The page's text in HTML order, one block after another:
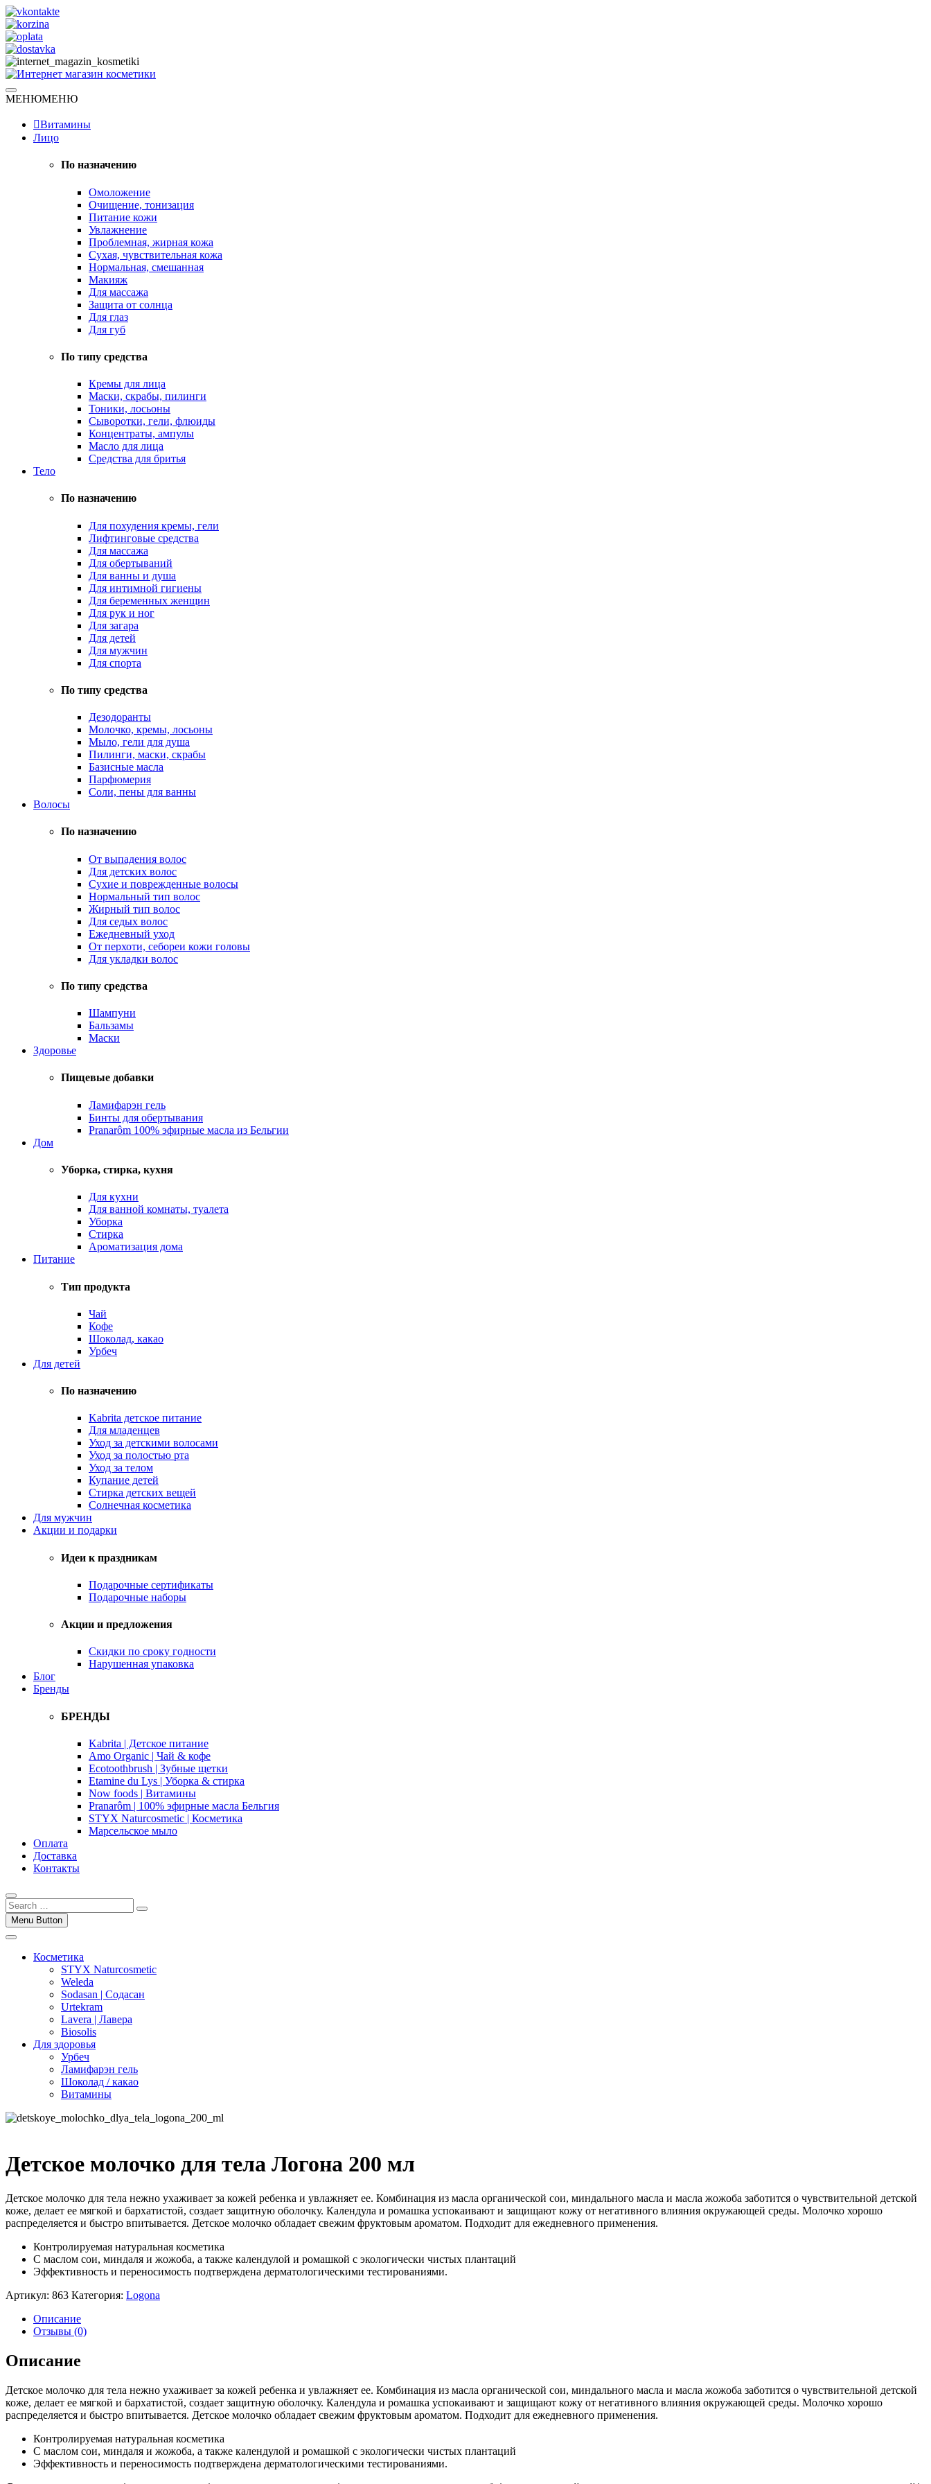
Skip
to
content
Интернет магазин косметики
Натуральная косметика
МЕНЮМЕНЮ
Витамины
Лицо
По назначению
Омоложение
Очищение, тонизация
Питание кожи
Увлажнение
Проблемная, жирная кожа
Сухая, чувствительная кожа
Нормальная, смешанная
Макияж
Для массажа
Защита от солнца
Для глаз
Для губ
По типу средства
Кремы для лица
Маски, скрабы, пилинги
Тоники, лосьоны
Сыворотки, гели, флюиды
Концентраты, ампулы
Масло для лица
Средства для бритья
Тело
По назначению
Для похудения кремы, гели
Лифтинговые средства
Для массажа
Для обертываний
Для ванны и душа
Для интимной гигиены
Для беременных женщин
Для рук и ног
Для загара
Для детей
Для мужчин
Для спорта
По типу средства
Дезодоранты
Молочко, кремы, лосьоны
Мыло, гели для душа
Пилинги, маски, скрабы
Базисные масла
Парфюмерия
Соли, пены для ванны
Волосы
По назначению
От выпадения волос
Для детских волос
Сухие и поврежденные волосы
Нормальный тип волос
Жирный тип волос
Для седых волос
Ежедневный уход
От перхоти, себореи кожи головы
Для укладки волос
По типу средства
Шампуни
Бальзамы
Маски
Здоровье
Пищевые добавки
Ламифарэн гель
Бинты для обертывания
Pranarôm 100% эфирные масла из Бельгии
Дом
Уборка, стирка, кухня
Для кухни
Для ванной комнаты, туалета
Уборка
Стирка
Ароматизация дома
Питание
Тип продукта
Чай
Кофе
Шоколад, какао
Урбеч
Для детей
По назначению
Kabrita детское питание
Для младенцев
Уход за детскими волосами
Уход за полостью рта
Уход за телом
Купание детей
Стирка детских вещей
Солнечная косметика
Для мужчин
Акции и подарки
Идеи к праздникам
Подарочные сертификаты
Подарочные наборы
Акции и предложения
Скидки по сроку годности
Нарушенная упаковка
Блог
Бренды
БРЕНДЫ
Kabrita | Детское питание
Amo Organic | Чай & кофе
Ecotoothbrush | Зубные щетки
Etamine du Lys | Уборка & стирка
Now foods | Витамины
Pranarôm | 100% эфирные масла Бельгия
STYX Naturcosmetic | Косметика
Марсельское мыло
Оплата
Доставка
Контакты
Menu Button
Косметика
STYX Naturcosmetic
Weleda
Sodasan | Содасан
Urtekram
Lavera | Лавера
Biosolis
Для здоровья
Урбеч
Ламифарэн гель
Шоколад / какао
Витамины
Детское молочко для тела Логона 200 мл
Детское молочко для тела нежно ухаживает за кожей ребенка и увлажняет ее. Комбинация из масла органической сои, миндального масла и масла жожоба заботится о чувствительной детской
коже, делает ее мягкой и бархатистой, создает защитную оболочку. Календула и ромашка успокаивают и защищают кожу от негативного влияния окружающей среды. Молочко хорошо
распределяется и быстро впитывается. Детское молочко обладает свежим фруктовым ароматом. Подходит для ежедневного применения.
Контролируемая натуральная косметика
С маслом сои, миндаля и жожоба, а также календулой и ромашкой с экологически чистых плантаций
Эффективность и переносимость подтверждена дерматологическими тестированиями.
Артикул: 863 Категория: Logona
Описание
Отзывы (0)
Описание
Детское молочко для тела нежно ухаживает за кожей ребенка и увлажняет ее. Комбинация из масла органической сои, миндального масла и масла жожоба заботится о чувствительной детской
коже, делает ее мягкой и бархатистой, создает защитную оболочку. Календула и ромашка успокаивают и защищают кожу от негативного влияния окружающей среды. Молочко хорошо
распределяется и быстро впитывается. Детское молочко обладает свежим фруктовым ароматом. Подходит для ежедневного применения.
Контролируемая натуральная косметика
С маслом сои, миндаля и жожоба, а также календулой и ромашкой с экологически чистых плантаций
Эффективность и переносимость подтверждена дерматологическими тестированиями.